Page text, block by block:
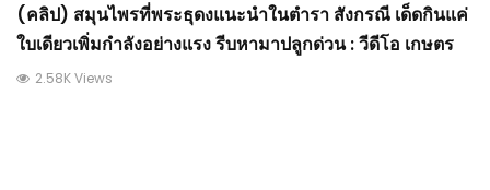
(คลิป) สมุนไพรที่พระธุดงแนะนำในตำรา สังกรณี เด็ดกินแค่
ใบเดียวเพิ่มกำลังอย่างแรง รีบหามาปลูกด่วน : วีดีโอ เกษตร
2.58K Views